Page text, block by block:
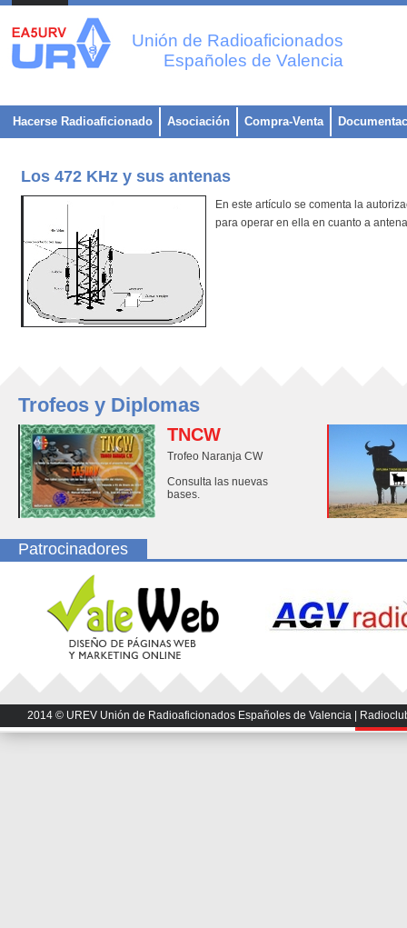
Unión de Radioaficionados
Españoles de Valencia
Hacerse Radioaficionado Asociación Compra-Venta
Los 472 KHz y sus antenas
En este artículo se comenta la
para operar en ella en cuanto a
Trofeos y Diplomas
TNCW
Trofeo Naranja CW
Consulta las nuevas
bases.
Patrocinadores
2014 © UREV Unión de Radioaficionados Españoles de Valencia |